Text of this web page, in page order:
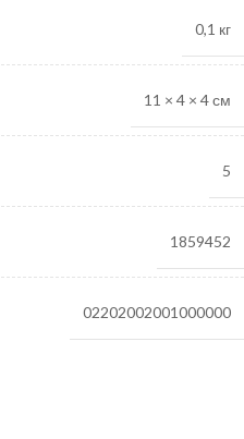
0,1 кг
11 × 4 × 4 см
5
1859452
02202002001000000